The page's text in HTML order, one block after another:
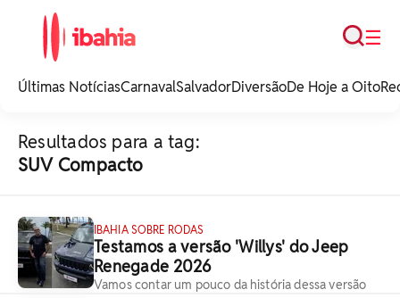
noticias e
☰
Busca
Últimas NotíciasCarnavalSalvadorDiversãoDe Hoje a Oito
Resultados para a tag:
SUV Compacto
IBAHIA SOBRE RODAS
Testamos a versão 'Willys' do Jeep
Renegade 2026
Vamos contar um pouco da história dessa versão